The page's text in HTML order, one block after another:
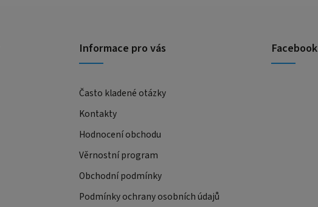
Informace pro vás
Často kladené otázky
Kontakty
Hodnocení obchodu
Věrnostní program
Obchodní podmínky
Podmínky ochrany osobních údajů
Facebook